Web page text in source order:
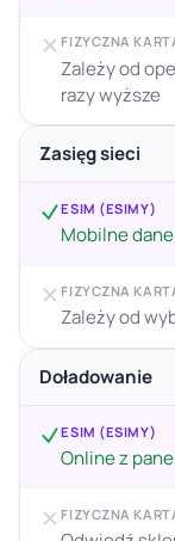
FIZYCZNA
Zależy od
razy wyższe
Zasięg sieci
ESIM (ESIMY)
Mobilne
FIZYCZNA
Zależy od
Doładowanie
ESIM (ESIMY)
Online z
FIZYCZNA